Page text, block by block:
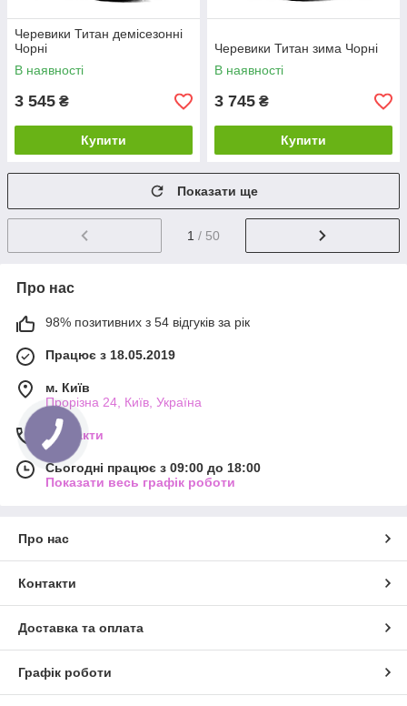
Черевики Титан демісезонні
Чорні
В наявності
3 545 ₴
Купити
Черевики Титан зима Чорні
В наявності
3 745 ₴
Купити
Показати ще
1 / 50
Про нас
98% позитивних з 54 відгуків за рік
Працює з 18.05.2019
м. Київ
Прорізна 24, Київ, Україна
Контакти
Сьогодні працює з 09:00 до 18:00
Показати весь графік роботи
Про нас
Контакти
Доставка та оплата
Графік роботи